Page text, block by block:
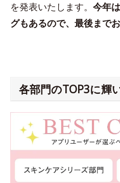
を発表いたします。 今年
グもあるので、最後まで
各部門のTOP3に輝